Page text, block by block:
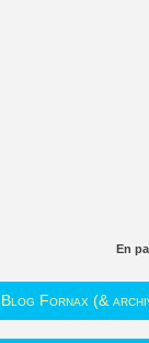
En
Blog Fornax (&